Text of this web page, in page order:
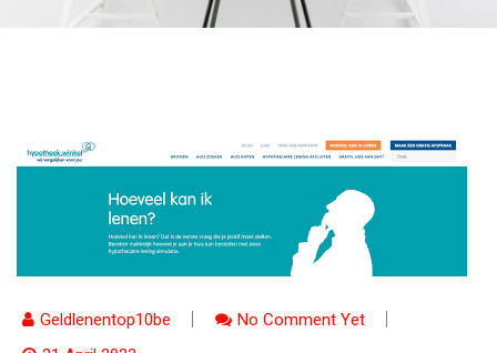
Geldlenentop10be
No Comment Yet